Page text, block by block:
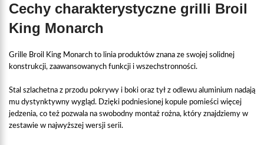
Cechy charakterystyczne grilli Broil
King Monarch
Grille Broil King Monarch to linia produktów znana ze swojej solidnej
konstrukcji, zaawansowanych funkcji i wszechstronności.
Stal szlachetna z przodu pokrywy i boki oraz tył z odlewu aluminium nadają
mu dystynktywny wygląd. Dzięki podniesionej kopule pomieści więcej
jedzenia, co też pozwala na swobodny montaż rożna, który znajdziemy w
zestawie w najwyższej wersji serii.